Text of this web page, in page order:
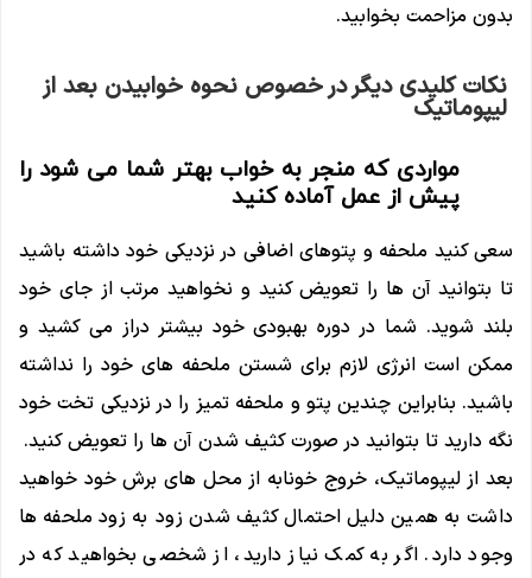
بدون مزاحمت بخوابید.
نکات کلیدی دیگر در خصوص نحوه خوابیدن بعد از
لیپوماتیک
مواردی که منجر به خواب بهتر شما می شود را
پیش از عمل آماده کنید
سعی کنید ملحفه و پتوهای اضافی در نزدیکی خود داشته باشید
تا بتوانید آن ها را تعویض کنید و نخواهید مرتب از جای خود
بلند شوید. شما در دوره بهبودی خود بیشتر دراز می کشید و
ممکن است انرژی لازم برای شستن ملحفه های خود را نداشته
باشید. بنابراین چندین پتو و ملحفه تمیز را در نزدیکی تخت خود
نگه دارید تا بتوانید در صورت کثیف شدن آن ها را تعویض کنید.
بعد از لیپوماتیک، خروج خونابه از محل های برش خود خواهید
داشت به همین دلیل احتمال کثیف شدن زود به زود ملحفه ها
وجود دارد. اگر به کمک نیاز دارید، از شخصی بخواهید که در